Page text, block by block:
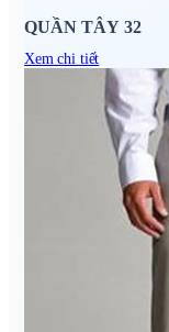
QUẦN TÂY 32
Xem chi tiết